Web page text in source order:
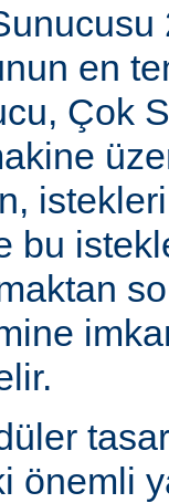
en
Çok
bu
önemli